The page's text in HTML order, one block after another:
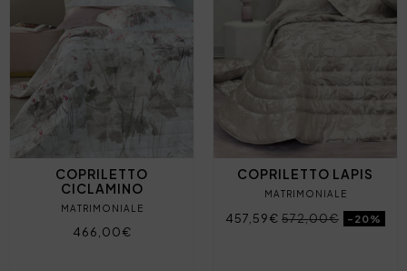
COPRILETTO
CICLAMINO
MATRIMONIALE
466,00€
COPRILETTO LAPIS
MATRIMONIALE
457,59€ 572,00€ -20%